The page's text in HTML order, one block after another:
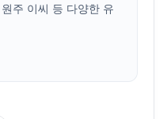
주 이씨 등 다양한 유